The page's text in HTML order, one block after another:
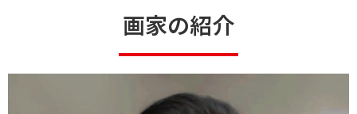
馬驍水墨画会会員作品展 & 日中水墨
画交流展
馬驍水墨画会全国支部展
MAKYO芸術協会ギャラリー
画家の紹介